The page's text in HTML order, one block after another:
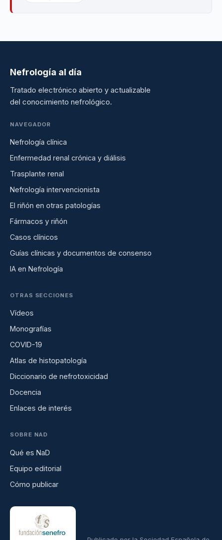
Nefrología al día
Tratado electrónico abierto y actualizable
del conocimiento nefrológico.
NAVEGADOR
Nefrología clínica
Enfermedad renal crónica y diálisis
Trasplante renal
Nefrología intervencionista
El riñón en otras patologías
Fármacos y riñón
Casos clínicos
Guías clínicas y documentos de consenso
IA en Nefrología
OTRAS SECCIONES
Vídeos
Monografías
COVID-19
Atlas de histopatología
Diccionario de nefrotoxicidad
Docencia
Enlaces de interés
SOBRE NAD
Qué es NaD
Equipo editorial
Cómo publicar